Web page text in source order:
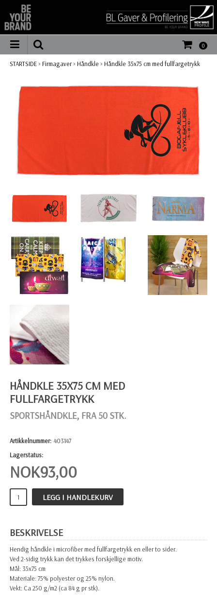
0
STARTSIDE> Firmagaver> Håndkle > Håndkle 35x75 cm med fullfargetrykk
HÅNDKLE 35X75 CM MED
FULLFARGETRYKK
SPORTSHÅNDKLE, FRA 50 STK.
Artikkelnummer: 403147
Lagerstatus:
NOK93,00
LEGG I HANDLEKURV
BESKRIVELSE
Hendig håndkle i microfiber med fullfargetrykk en eller to sider.
Ved 2-sidig trykk kan det trykkes forskjellige motiv.
Mål: 35x75 cm
Materiale: 75% polyester og 25% nylon.
Vekt: Ca 250 g/m2 (ca 84 g pr stk).